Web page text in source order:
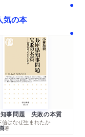
流星・彗星／人工衛
気の本
事問題 失敗の本質
はなぜ生まれたか
著